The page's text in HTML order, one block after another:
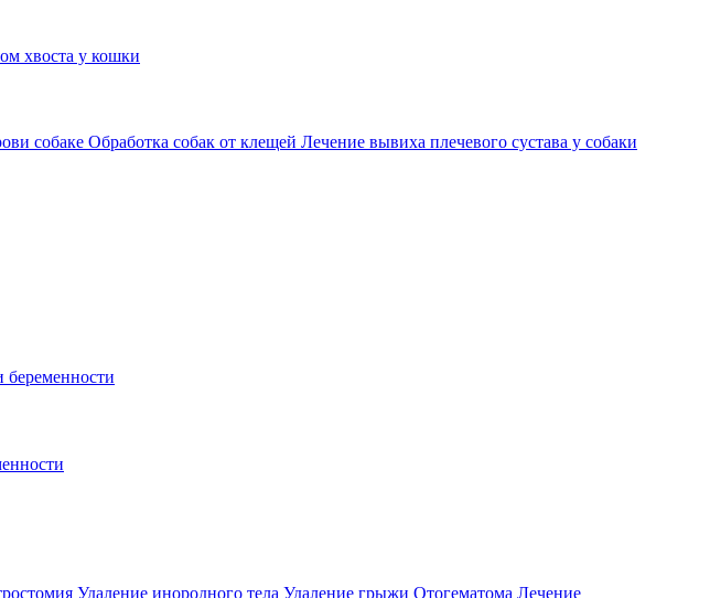
хвоста у кошки
собаке Обработка собак от клещей Лечение вывиха плечевого сустава у собаки
Удаление инородного тела Удаление грыжи Отогематома Лечение